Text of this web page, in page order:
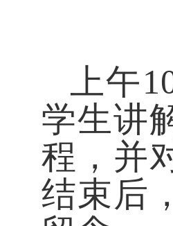
上午
学生讲
程，并
结束后